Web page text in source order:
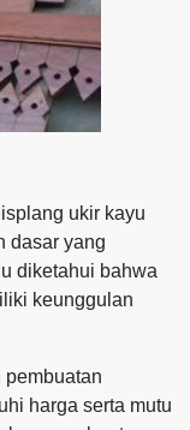
ukir kayu
dasar yang
diketahui bahwa
keunggulan
harga serta mutu